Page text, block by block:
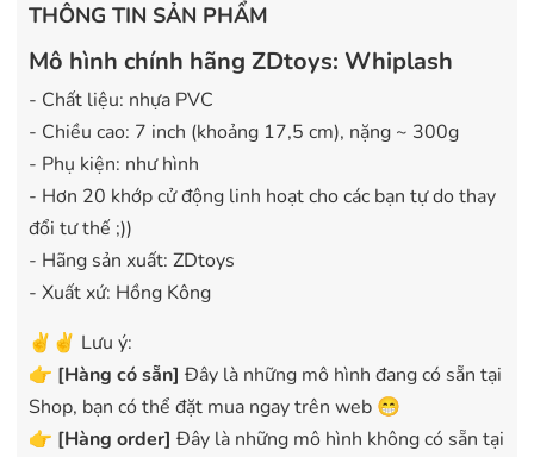
THÔNG TIN SẢN PHẨM
Mô hình chính hãng ZDtoys: Whiplash
- Chất liệu: nhựa PVC
- Chiều cao: 7 inch (khoảng 17,5 cm), nặng ~ 300g
- Phụ kiện: như hình
- Hơn 20 khớp cử động linh hoạt cho các bạn tự do thay
đổi tư thế ;))
- Hãng sản xuất: ZDtoys
- Xuất xứ: Hồng Kông
✌️✌️ Lưu ý:
👉 [Hàng có sẵn] Đây là những mô hình đang có sẵn tại
Shop, bạn có thể đặt mua ngay trên web 😁
👉 [Hàng order] Đây là những mô hình không có sẵn tại